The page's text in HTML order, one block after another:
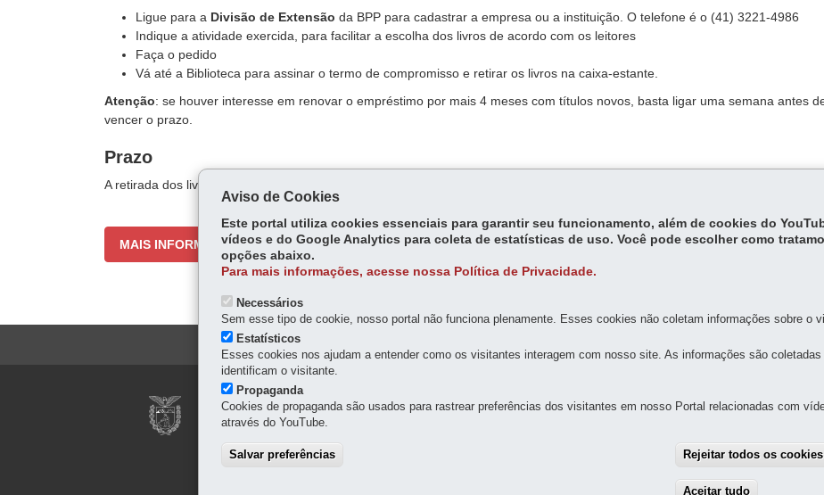
Ligue para a Divisão de Extensão da BPP para cadastrar a empresa ou a instituição. O telefone é o (41) 3221-4986
Indique a atividade exercida, para facilitar a escolha dos livros de acordo com os leitores
Faça o pedido
Vá até a Biblioteca para assinar o termo de compromisso e retirar os livros na caixa-estante.
Atenção: se houver interesse em renovar o empréstimo por mais 4 meses com títulos novos, basta ligar uma semana antes
vencer o prazo.
Prazo
A retirada dos livros é feita em até 15 dias depois do pedido.
MAIS INFORMAÇÕES
MUSEU DA IMAGEM E DO SOM DO PARANÁ - MIS
41 3232-9113
Aviso de Cookies
Este portal utiliza cookies essenciais para garantir seu funcionamento, além de cookies do
vídeos e do Google Analytics para coleta de estatísticas de uso. Você pode escolher como
opções abaixo.
Para mais informações, acesse nossa Política de Privacidade.
Necessários
Sem esse tipo de cookie, nosso portal não funciona plenamente. Esses cookies não coletam informações sobre o
Estatísticos
Esses cookies nos ajudam a entender como os visitantes interagem com nosso site. As informações são
identificam o visitante.
Propaganda
Cookies de propaganda são usados para rastrear preferências dos visitantes em nosso Portal relacionadas com
através do YouTube.
Salvar preferências Rejeitar todos os
Aceitar tudo